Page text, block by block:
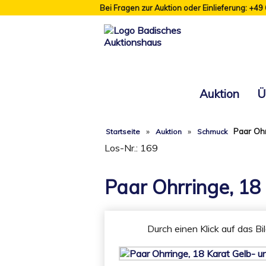
Bei Fragen zur Auktion oder Einlieferung:
Auktion
Startseite » Auktion » Schmuck Paar
Los-Nr.: 169
Paar Ohrringe,
Durch einen Klick auf das